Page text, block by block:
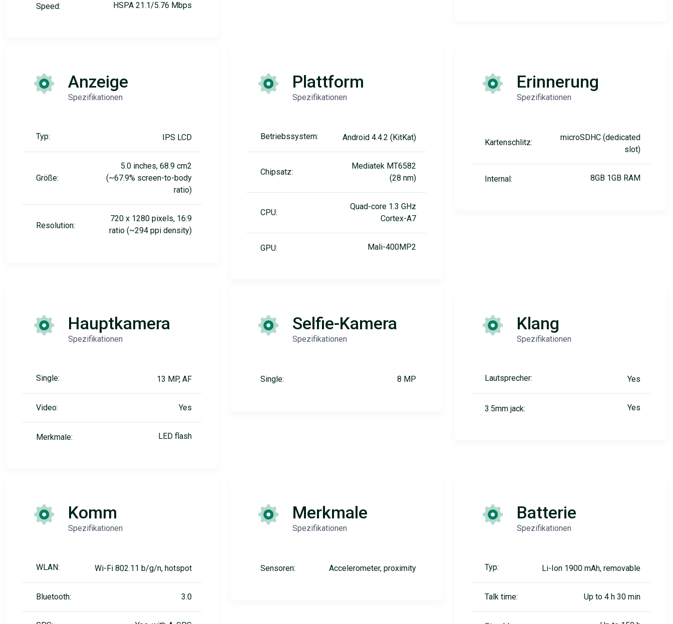
Speed: HSPA 21.1/5.76 Mbps
Anzeige
Spezifikationen
Typ: IPS LCD
Größe:
5.0 inches, 68.9 cm2
(~67.9% screen-to-body
ratio)
Resolution:
720 x 1280 pixels, 16:9
ratio (~294 ppi density)
Plattform
Spezifikationen
Betriebssystem: Android 4.4.2 (KitKat)
Chipsatz:
Mediatek MT6582
(28 nm)
CPU:
Quad-core 1.3 GHz
Cortex-A7
GPU: Mali-400MP2
Erinnerung
Spezifikationen
Kartenschlitz:
microSDHC (dedicated
slot)
Internal: 8GB 1GB RAM
Hauptkamera
Spezifikationen
Single: 13 MP, AF
Video: Yes
Merkmale: LED flash
Selfie-Kamera
Spezifikationen
Single: 8 MP
Klang
Spezifikationen
Lautsprecher: Yes
3.5mm jack: Yes
Komm
Spezifikationen
WLAN: Wi-Fi 802.11 b/g/n, hotspot
Bluetooth: 3.0
Merkmale
Spezifikationen
Sensoren: Accelerometer, proximity
Batterie
Spezifikationen
Typ: Li-Ion 1900 mAh, removable
Talk time: Up to 4 h 30 min